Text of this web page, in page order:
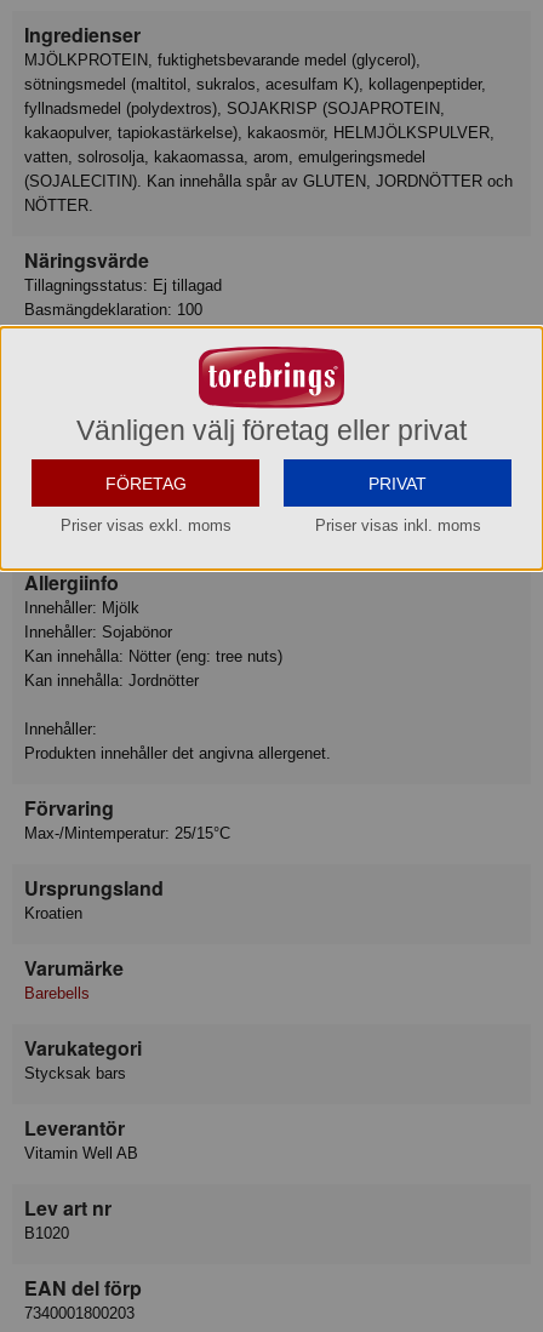
Ingredienser
MJÖLKPROTEIN, fuktighetsbevarande medel (glycerol),
sötningsmedel (maltitol, sukralos, acesulfam K), kollagenpeptider,
fyllnadsmedel (polydextros), SOJAKRISP (SOJAPROTEIN,
kakaopulver, tapiokastärkelse), kakaosmör, HELMJÖLKSPULVER,
vatten, solrosolja, kakaomassa, arom, emulgeringsmedel
(SOJALECITIN). Kan innehålla spår av GLUTEN, JORDNÖTTER och
NÖTTER.
Näringsvärde
Tillagningsstatus: Ej tillagad
Basmängdeklaration: 100
Energi 1476 kJ
Kolhydrat 31 g
varav sockerarter 2.5 g
Protein 36 g
Motsvarande salt 0.29 g
Allergiinfo
Innehåller: Mjölk
Innehåller: Sojabönor
Kan innehålla: Nötter (eng: tree nuts)
Kan innehålla: Jordnötter
Innehåller:
Produkten innehåller det angivna allergenet.
Förvaring
Max-/Mintemperatur: 25/15°C
Ursprungsland
Kroatien
Varumärke
Barebells
Varukategori
Stycksak bars
Leverantör
Vitamin Well AB
Lev art nr
B1020
EAN del förp
7340001800203
Vänligen välj företag eller privat
FÖRETAG
Priser visas exkl. moms
PRIVAT
Priser visas inkl. moms